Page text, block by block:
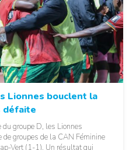
Lionnes bouclent la
défaite
groupe D, les Lionnes
groupes de la CAN Féminine
Vert (1-1). Un résultat qui